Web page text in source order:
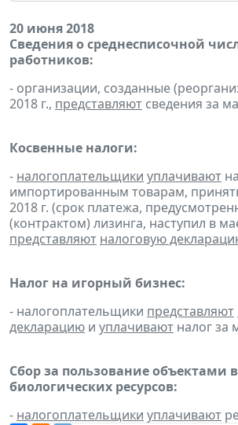
20 июня 2018
Сведения о среднесписочной
работников:
- организации, созданные
2018 г., представляют сведения за
Косвенные налоги:
- налогоплательщики уплачивают
импортированным товарам,
2018 г. (срок платежа,
(контрактом) лизинга, наступил в
представляют налоговую
Налог на игорный бизнес:
- налогоплательщики представляют
декларацию и уплачивают налог за
Сбор за пользование объектами
биологических ресурсов:
- налогоплательщики уплачивают